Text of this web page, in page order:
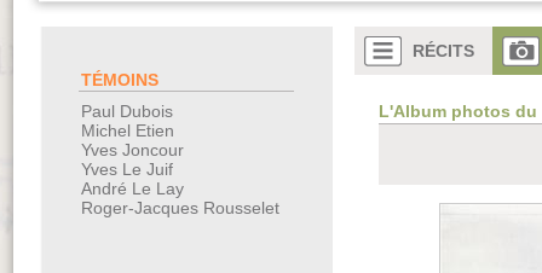
TÉMOINS
Paul Dubois
Michel Etien
Yves Joncour
Yves Le Juif
André Le Lay
Roger-Jacques Rousselet
RÉCITS
L'Album photos du